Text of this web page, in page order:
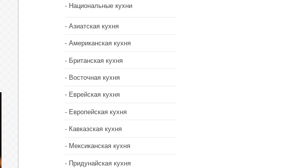
Национальные кухни
Азиатская кухня
Американская кухня
Британская кухня
Восточная кухня
Еврейская кухня
Европейская кухня
Кавказская кухня
Мексиканская кухня
Придунайская кухня